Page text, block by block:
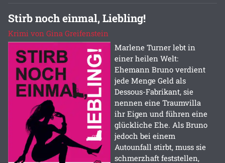
Stirb noch einmal, Liebling!
Krimi von Gina Greifenstein
Marlene Turner lebt in
einer heilen Welt:
Ehemann Bruno verdient
jede Menge Geld als
Dessous-Fabrikant, sie
nennen eine Traumvilla
ihr Eigen und führen eine
glückliche Ehe. Als Bruno
jedoch bei einem
Autounfall stirbt, muss sie
schmerzhaft feststellen,